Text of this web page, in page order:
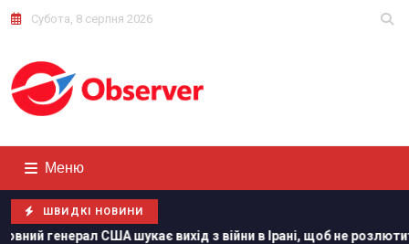
Субота, 8 серпня 2026
Меню
ШВИДКІ НОВИНИ
з війни в Ірані, щоб не розлютити Трампа, - CNN